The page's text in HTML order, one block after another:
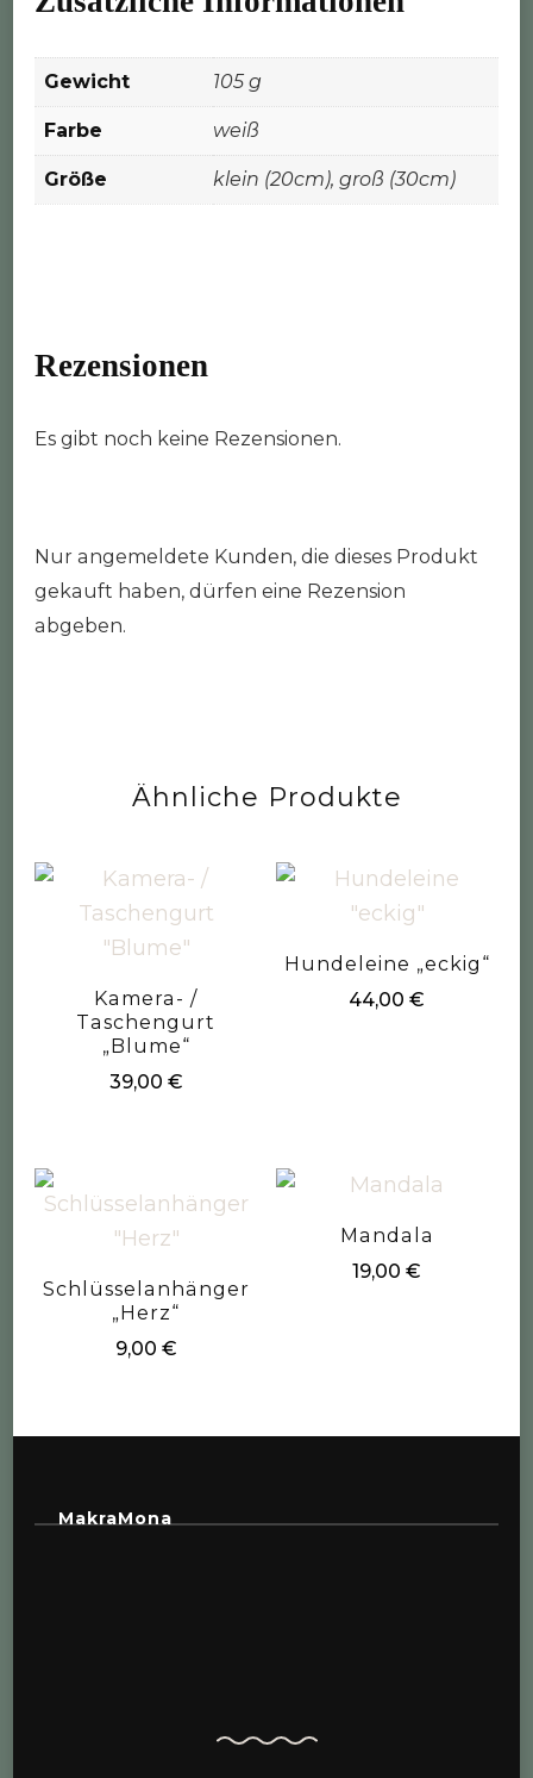
Gewicht 105 g
Farbe weiß
Größe klein (20cm), groß (30cm)
Rezensionen
Es gibt noch keine Rezensionen.
Nur angemeldete Kunden, die dieses Produkt
gekauft haben, dürfen eine Rezension
abgeben.
Ähnliche Produkte
Kamera- /
Taschengurt
„Blume“
39,00 €
Hundeleine „eckig“
44,00€
Schlüsselanhänger
„Herz“
9,00 €
Mandala
19,00€
MakraMona